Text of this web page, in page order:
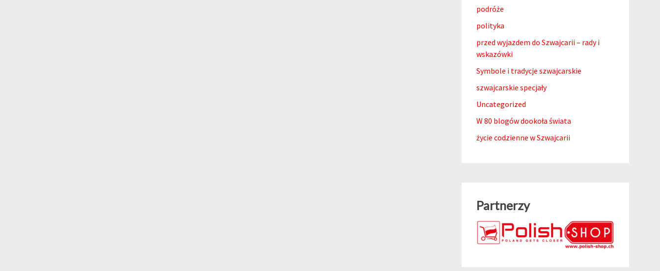
podróże
polityka
przed wyjazdem do Szwajcarii – rady i
wskazówki
Symbole i tradycje szwajcarskie
szwajcarskie specjały
Uncategorized
W 80 blogów dookoła świata
życie codzienne w Szwajcarii
Partnerzy